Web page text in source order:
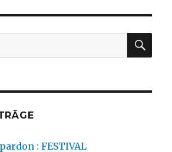
: FESTIVAL